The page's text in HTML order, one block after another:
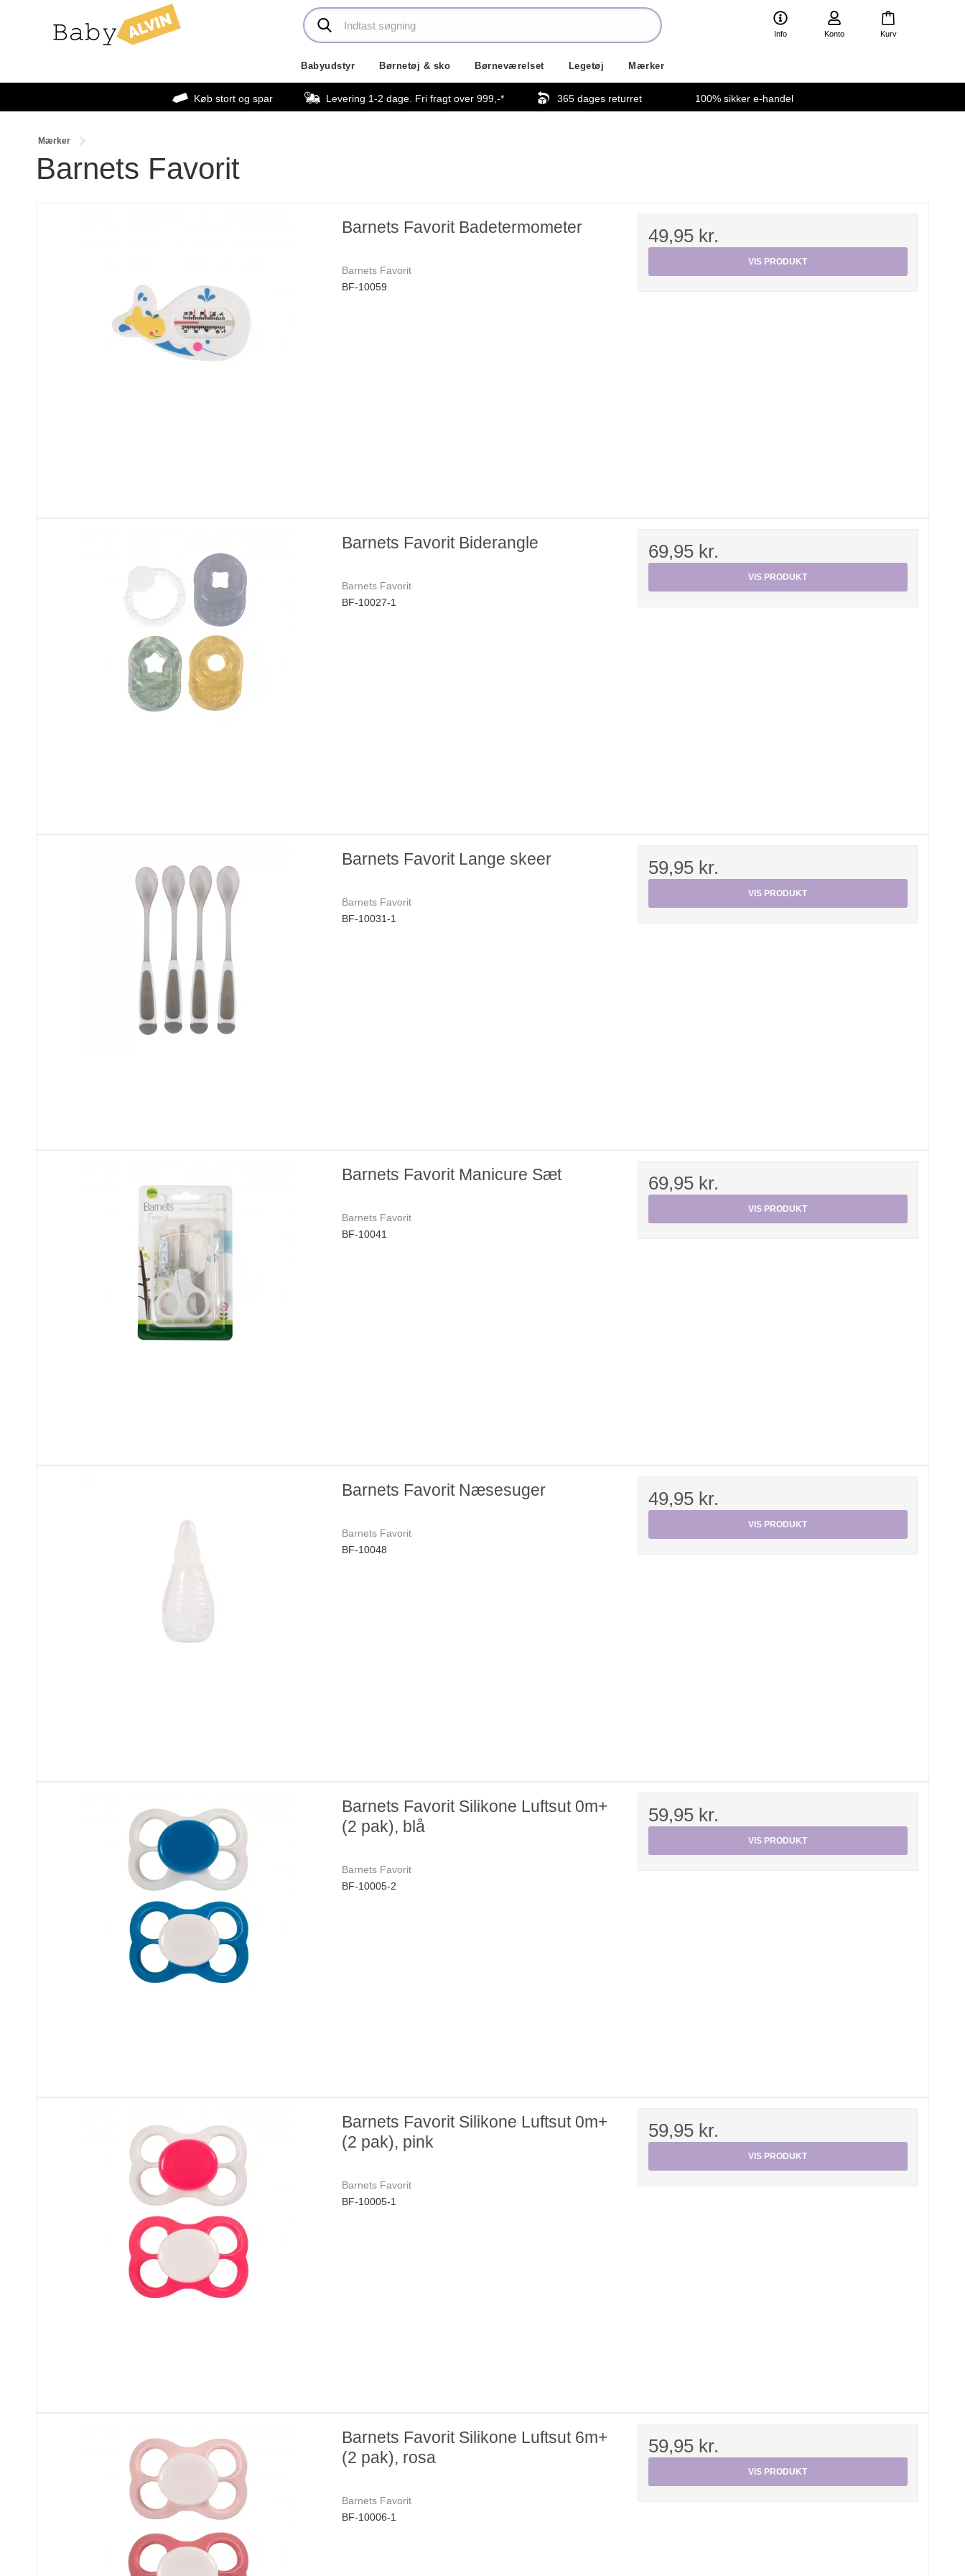
Info Konto Kurv
Babyudstyr Børnetøj & sko Børneværelset Legetøj Mærker
Køb stort og spar Levering 1-2 dage. Fri fragt over 999,-* 365 dages returret 100% sikker e-handel
Mærker
Barnets Favorit
Barnets Favorit Badetermometer
Barnets Favorit
BF-10059
49,95 kr.
VIS PRODUKT
Barnets Favorit Biderangle
Barnets Favorit
BF-10027-1
69,95 kr.
VIS PRODUKT
Barnets Favorit Lange skeer
Barnets Favorit
BF-10031-1
59,95 kr.
VIS PRODUKT
Barnets Favorit Manicure Sæt
Barnets Favorit
BF-10041
69,95 kr.
VIS PRODUKT
Barnets Favorit Næsesuger
Barnets Favorit
BF-10048
49,95 kr.
VIS PRODUKT
Barnets Favorit Silikone Luftsut 0m+
(2 pak), blå
Barnets Favorit
BF-10005-2
59,95 kr.
VIS PRODUKT
Barnets Favorit Silikone Luftsut 0m+
(2 pak), pink
Barnets Favorit
BF-10005-1
59,95 kr.
VIS PRODUKT
Barnets Favorit Silikone Luftsut 6m+
(2 pak), rosa
Barnets Favorit
BF-10006-1
59,95 kr.
VIS PRODUKT